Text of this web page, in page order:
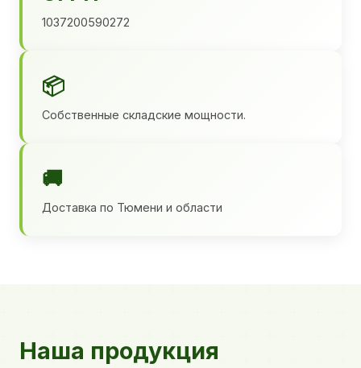
1037200590272
📦
Собственные складские мощности.
🚚
Доставка по Тюмени и области
Наша продукция